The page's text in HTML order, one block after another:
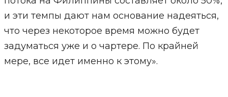
и эти темпы дают нам основание надеяться,
что через некоторое время можно будет
задуматься уже и о чартере. По крайней
мере, все идет именно к этому».